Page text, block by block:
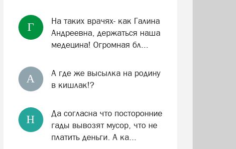
Г
На таких врачях- как Галина
Андреевна, держаться наша
медецина! Огромная бл...
А
А где же высылка на родину
в кишлак!?
Н
Да согласна что посторонние
гады вывозят мусор, что не
платить деньги. А ка...